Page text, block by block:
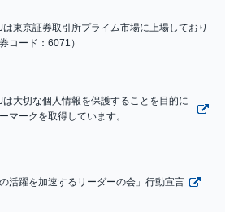
は東京証券取引所プライム市場に上場しており
コード：6071）
は大切な個人情報を保護することを目的に
マークを取得しています。
の活躍を加速するリーダーの会」行動宣言